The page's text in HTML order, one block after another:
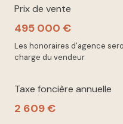
Prix de vente
495 000 €
Les honoraires d'agence
charge du vendeur
Taxe foncière annuelle
2 609 €